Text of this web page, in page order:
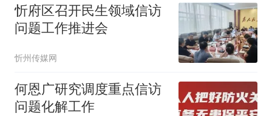
忻府区召开民生领域信访
问题工作推进会
忻州传媒网
何恩广研究调度重点信访
问题化解工作